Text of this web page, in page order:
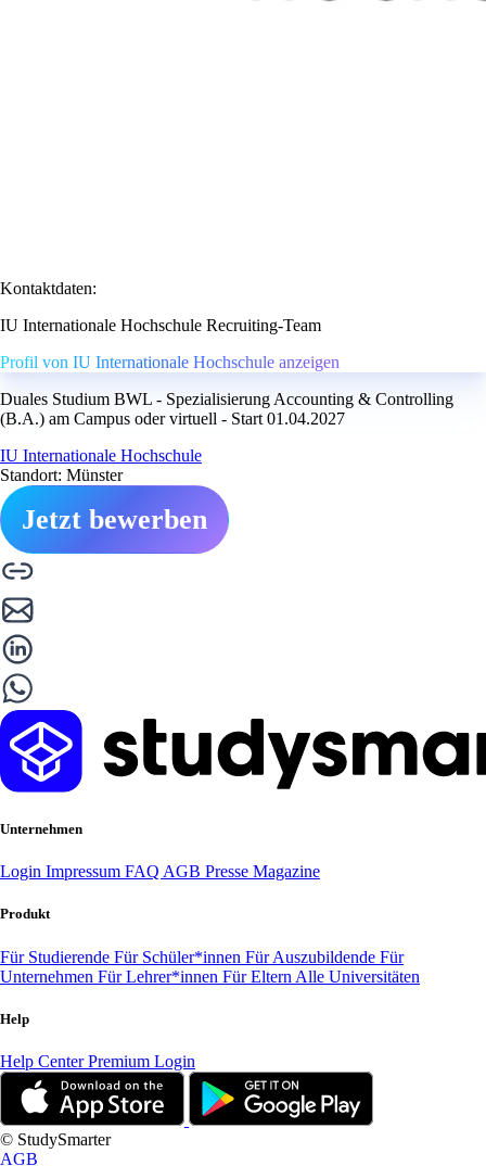
Kontaktdaten:
IU Internationale Hochschule Recruiting-Team
Profil von IU Internationale Hochschule anzeigen
Duales Studium BWL - Spezialisierung Accounting & Controlling
(B.A.) am Campus oder virtuell - Start 01.04.2027
IU Internationale Hochschule
Standort: Münster
Jetzt bewerben
Unternehmen
Login Impressum FAQ AGB Presse Magazine
Produkt
Für Studierende Für Schüler*innen Für Auszubildende Für
Unternehmen Für Lehrer*innen Für Eltern Alle Universitäten
Help
Help CenterPremium Login
© StudySmarter
AGB